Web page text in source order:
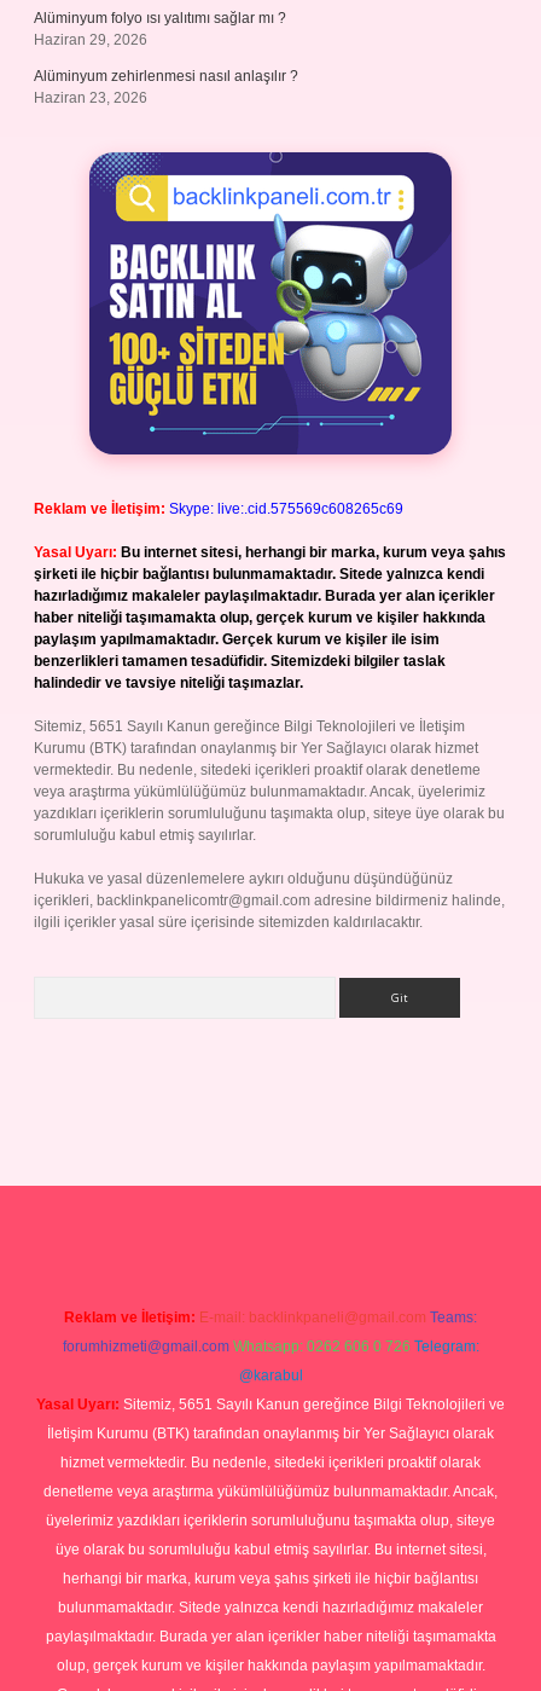
Alüminyum folyo ısı yalıtımı sağlar mı ?
Haziran 29, 2026
Alüminyum zehirlenmesi nasıl anlaşılır ?
Haziran 23, 2026
Reklam ve İletişim: Skype: live:.cid.575569c608265c69
Yasal Uyarı: Bu internet sitesi, herhangi bir marka, kurum veya şahıs
şirketi ile hiçbir bağlantısı bulunmamaktadır. Sitede yalnızca kendi
hazırladığımız makaleler paylaşılmaktadır. Burada yer alan içerikler
haber niteliği taşımamakta olup, gerçek kurum ve kişiler hakkında
paylaşım yapılmamaktadır. Gerçek kurum ve kişiler ile isim
benzerlikleri tamamen tesadüfidir. Sitemizdeki bilgiler taslak
halindedir ve tavsiye niteliği taşımazlar.
Sitemiz, 5651 Sayılı Kanun gereğince Bilgi Teknolojileri ve İletişim
Kurumu (BTK) tarafından onaylanmış bir Yer Sağlayıcı olarak hizmet
vermektedir. Bu nedenle, sitedeki içerikleri proaktif olarak denetleme
veya araştırma yükümlülüğümüz bulunmamaktadır. Ancak, üyelerimiz
yazdıkları içeriklerin sorumluluğunu taşımakta olup, siteye üye olarak bu
sorumluluğu kabul etmiş sayılırlar.
Hukuka ve yasal düzenlemelere aykırı olduğunu düşündüğünüz
içerikleri, backlinkpanelicomtr@gmail.com adresine bildirmeniz halinde,
ilgili içerikler yasal süre içerisinde sitemizden kaldırılacaktır.
Reklam ve İletişim: E-mail: backlinkpaneli@gmail.com Teams:
forumhizmeti@gmail.com Whatsapp: 0262 606 0 726 Telegram:
@karabul
Yasal Uyarı: Sitemiz, 5651 Sayılı Kanun gereğince Bilgi Teknolojileri ve
İletişim Kurumu (BTK) tarafından onaylanmış bir Yer Sağlayıcı olarak
hizmet vermektedir. Bu nedenle, sitedeki içerikleri proaktif olarak
denetleme veya araştırma yükümlülüğümüz bulunmamaktadır. Ancak,
üyelerimiz yazdıkları içeriklerin sorumluluğunu taşımakta olup, siteye
üye olarak bu sorumluluğu kabul etmiş sayılırlar. Bu internet sitesi,
herhangi bir marka, kurum veya şahıs şirketi ile hiçbir bağlantısı
bulunmamaktadır. Sitede yalnızca kendi hazırladığımız makaleler
paylaşılmaktadır. Burada yer alan içerikler haber niteliği taşımamakta
olup, gerçek kurum ve kişiler hakkında paylaşım yapılmamaktadır.